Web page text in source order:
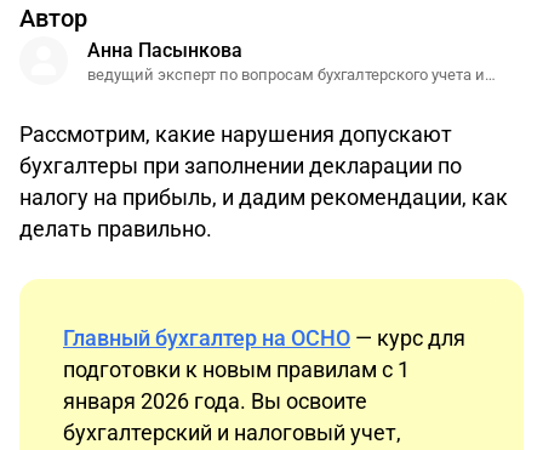
Автор
Анна Пасынкова
ведущий эксперт по вопросам бухгалтерского учета и
Рассмотрим, какие нарушения допускают
бухгалтеры при заполнении декларации по
налогу на прибыль, и дадим рекомендации, как
делать правильно.
Главный бухгалтер на ОСНО — курс для
подготовки к новым правилам с 1
января 2026 года. Вы освоите
бухгалтерский и налоговый учет,